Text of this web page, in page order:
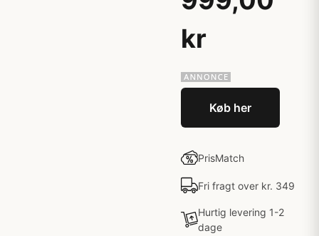
kr
Køb her
PrisMatch
Fri fragt over kr. 349
Hurtig levering 1-2
dage